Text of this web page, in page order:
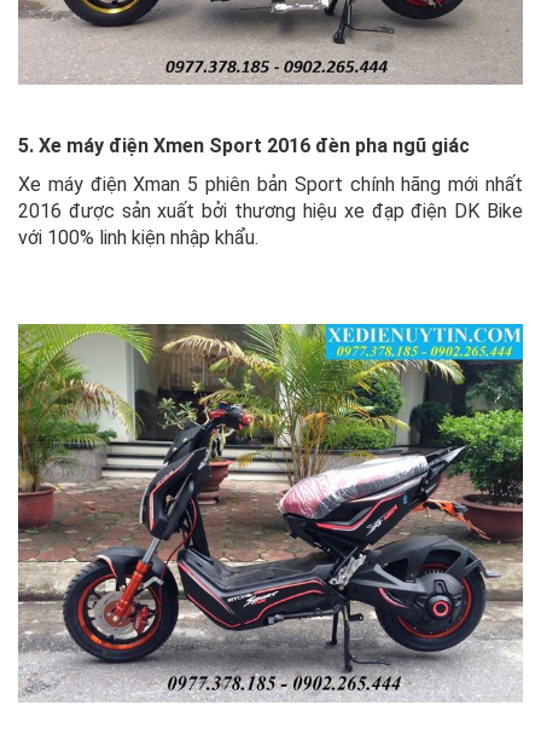
5. Xe máy điện Xmen Sport 2016 đèn pha ngũ giác
Xe máy điện Xman 5 phiên bản Sport chính hãng mới nhất
2016 được sản xuất bởi thương hiệu xe đạp điện DK Bike
với 100% linh kiện nhập khẩu.